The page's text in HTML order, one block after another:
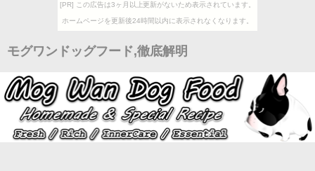
[PR] この広告は3ヶ月以上更新がないため表示されています。
ホームページを更新後24時間以内に表示されなくなります。
モグワンドッグフード,徹底解明